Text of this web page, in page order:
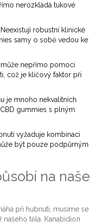
nerozkládá tukové
Neexistují robustní klinické
samy o sobě vedou ke
může nepřímo pomoci
což je klíčový faktor při
je mnoho nekvalitních
gummies s plným
vyžaduje kombinaci
být pouze podpůrným
na naše
při hubnutí, musíme se
těla.
Kanabidioл